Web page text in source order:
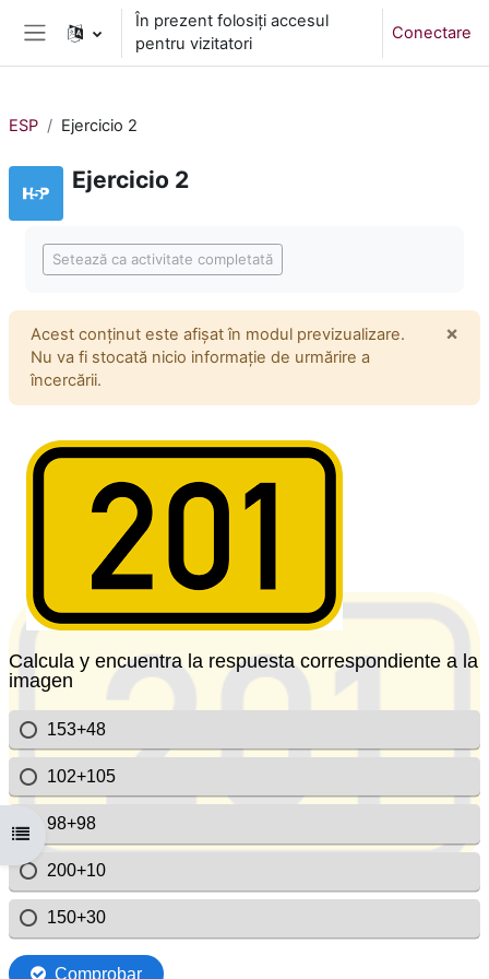
Sari la conţinutul principal
Panou lateral
În prezent folosiți accesul
pentru vizitatori
Conectare
Deschide Indexul cursului
ESP Ejercicio 2
Ejercicio 2
Setează ca activitate completată
Acest conținut este afișat în modul previzualizare.
Nu va fi stocată nicio informație de urmărire a
încercării.
×